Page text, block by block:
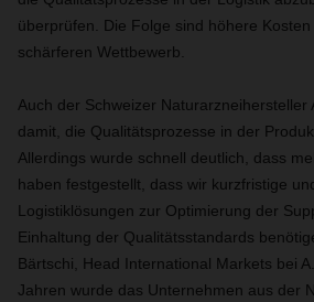
überprüfen. Die Folge sind höhere
schärferen Wettbewerb.
Auch der Schweizer Naturarzneihersteller
damit, die Qualitätsprozesse in der
Allerdings wurde schnell deutlich, dass
haben festgestellt, dass wir kurzfristige
Logistiklösungen zur Optimierung der
Einhaltung der Qualitätsstandards
Bärtschi, Head International Markets bei
Jahren wurde das Unternehmen aus der